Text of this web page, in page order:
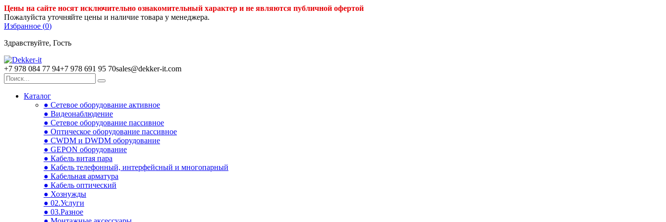
Цены на сайте носят исключительно ознакомительный характер и не являются публичной офертой
Пожалуйста уточняйте цены и наличие товара у менеджера.
Избранное (0)
Здравствуйте, Гость
+7 978 084 77 94+7 978 691 95 70sales@dekker-it.com
Каталог
● Сетевое оборудование активное
● Видеонаблюдение
● Сетевое оборудование пассивное
● Оптическое оборудование пассивное
● CWDM и DWDM оборудование
● GEPON оборудование
● Кабель витая пара
● Кабель телефонный, интерфейсный и многопарный
● Кабельная арматура
● Кабель оптический
● Хознужды
● 02.Услуги
● 03.Разное